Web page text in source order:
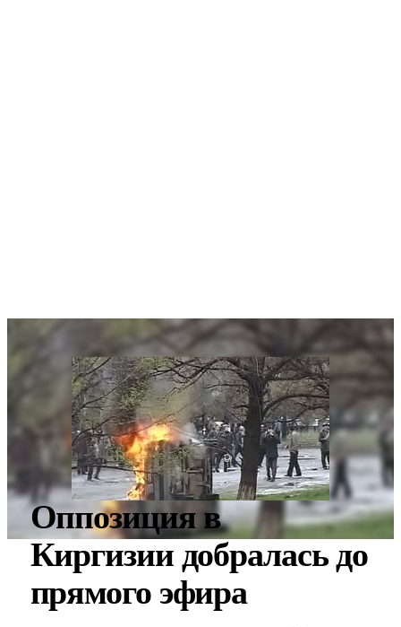
Оппозиция в
Киргизии добралась до
прямого эфира